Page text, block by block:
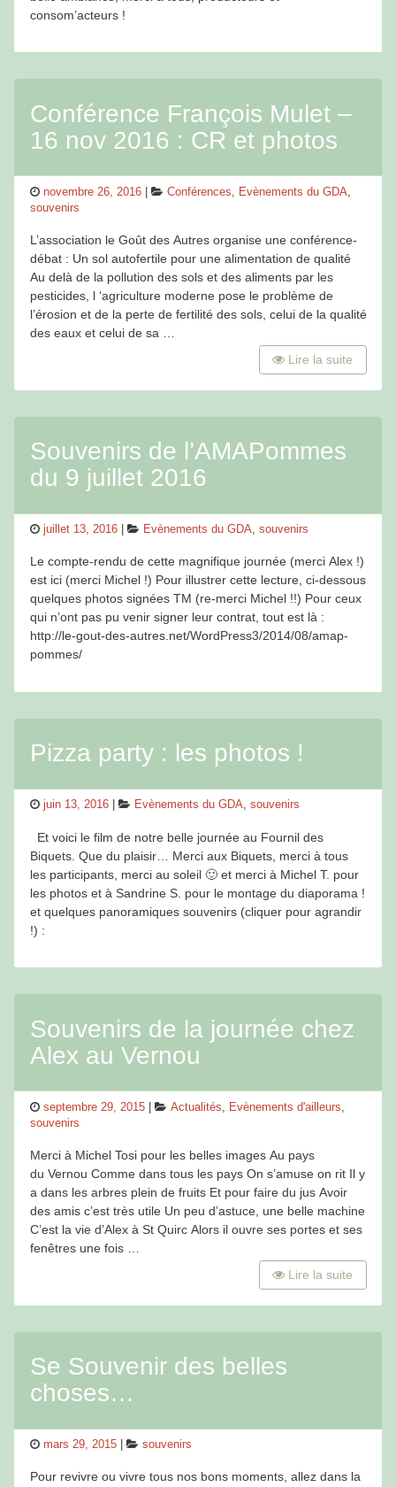
consom’acteurs !
Conférence François Mulet –
16 nov 2016 : CR et photos
Posted
on
novembre 26, 2016 Categories
Conférences Evènements du GDA
souvenirs
L’association le Goût des Autres organise une conférence-
débat : Un sol autofertile pour une alimentation de qualité
Au delà de la pollution des sols et des aliments par les
pesticides, l ‘agriculture moderne pose le problème de
l’érosion et de la perte de fertilité des sols, celui de la qualité
des eaux et celui de sa …
Lire la suite
Souvenirs de l’AMAPommes
du 9 juillet 2016
Posted
juillet 13, 2016 Categories
Evènements du GDA, souvenirs
Le compte-rendu de cette magnifique journée (merci Alex !)
est ici (merci Michel !) Pour illustrer cette lecture, ci-dessous
quelques photos signées TM (re-merci Michel !!) Pour ceux
qui n’ont pas pu venir signer leur contrat, tout est là :
http://le-gout-des-autres.net/WordPress3/2014/08/amap-
pommes/
Pizza party : les photos !
Posted
juin 13, 2016 Categories
Evènements du GDA, souvenirs
Et voici le film de notre belle journée au Fournil des
Biquets. Que du plaisir… Merci aux Biquets, merci à tous
les participants, merci au soleil 🙂 et merci à Michel T. pour
les photos et à Sandrine S. pour le montage du diaporama !
et quelques panoramiques souvenirs (cliquer pour agrandir
!) :
Souvenirs de la journée chez
Alex au Vernou
Posted
on
septembre 29, 2015 Categories
Actualités Evènements d'ailleurs
souvenirs
Merci à Michel Tosi pour les belles images Au pays
du Vernou Comme dans tous les pays On s’amuse on rit Il y
a dans les arbres plein de fruits Et pour faire du jus Avoir
des amis c’est très utile Un peu d’astuce, une belle machine
C’est la vie d’Alex à St Quirc Alors il ouvre ses portes et ses
fenêtres une fois …
Lire la suite
Se Souvenir des belles
choses…
Posted
mars 29, 2015 Categories
souvenirs
Pour revivre ou vivre tous nos bons moments, allez dans la